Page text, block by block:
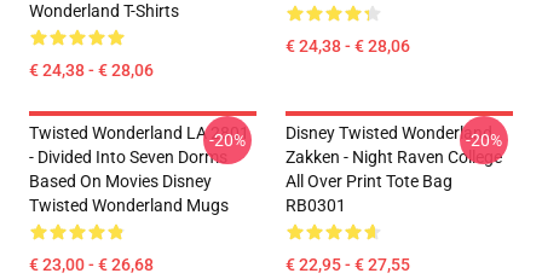
Wonderland T-Shirts
€ 24,38 - € 28,06
€ 24,38 - € 28,06
Twisted Wonderland LA 2801
- Divided Into Seven Dorms
Based On Movies Disney
Twisted Wonderland Mugs
€ 23,00 - € 26,68
-20%
Disney Twisted Wonderland
Zakken - Night Raven College
All Over Print Tote Bag
RB0301
€ 22,95 - € 27,55
-20%